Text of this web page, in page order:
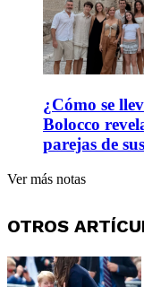
¿Cómo se
Bolocco
parejas de
Ver más notas
OTROS